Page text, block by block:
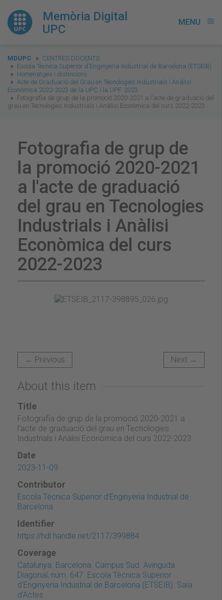
Memòria Digital
UPC
MENU menu
You
are
here:
MDUPC
CENTRES DOCENTS
Escola Tècnica Superior d'Enginyeria Industrial de Barcelona (ETSEIB)
Homenatges i distincions
Acte de Graduació del Grau en Tecnologies Industrials i Anàlisi
Econòmica 2022-2023 de la UPC i la UPF. 2023
Fotografia de grup de la promoció 2020-2021 a l'acte de graduació del
grau en Tecnologies Industrials i Anàlisi Econòmica del curs 2022-2023
Fotografia de grup de
la promoció 2020-2021
a l'acte de graduació
del grau en Tecnologies
Industrials i Anàlisi
Econòmica del curs
2022-2023
← Previous Next →
About this item
Title
Fotografia de grup de la promoció 2020-2021 a
l'acte de graduació del grau en Tecnologies
Industrials i Anàlisi Econòmica del curs 2022-2023
Date
2023-11-09
Contributor
Escola Tècnica Superior d'Enginyeria Industrial de
Barcelona
Identifier
https://hdl.handle.net/2117/399884
Coverage
Catalunya. Barcelona. Campus Sud. Avinguda
Diagonal, núm. 647. Escola Tècnica Superior
d'Enginyeria Industrial de Barcelona (ETSEIB). Sala
d'Actes.